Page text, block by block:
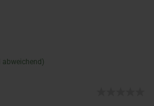
abweichend)